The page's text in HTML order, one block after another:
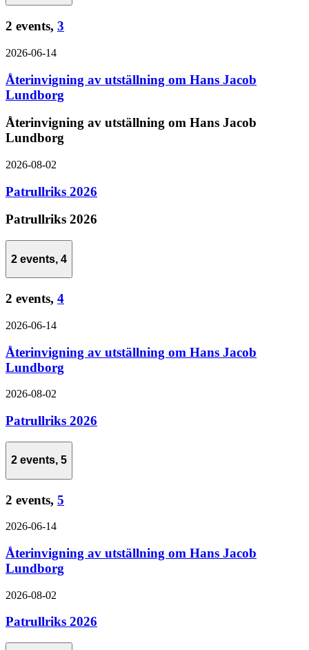
2 events, 3
2026-06-14
Återinvigning av utställning om Hans Jacob
Lundborg
Återinvigning av utställning om Hans Jacob
Lundborg
2026-08-02
Patrullriks 2026
Patrullriks 2026
2 events, 4
2 events, 4
2026-06-14
Återinvigning av utställning om Hans Jacob
Lundborg
2026-08-02
Patrullriks 2026
2 events, 5
2 events, 5
2026-06-14
Återinvigning av utställning om Hans Jacob
Lundborg
2026-08-02
Patrullriks 2026